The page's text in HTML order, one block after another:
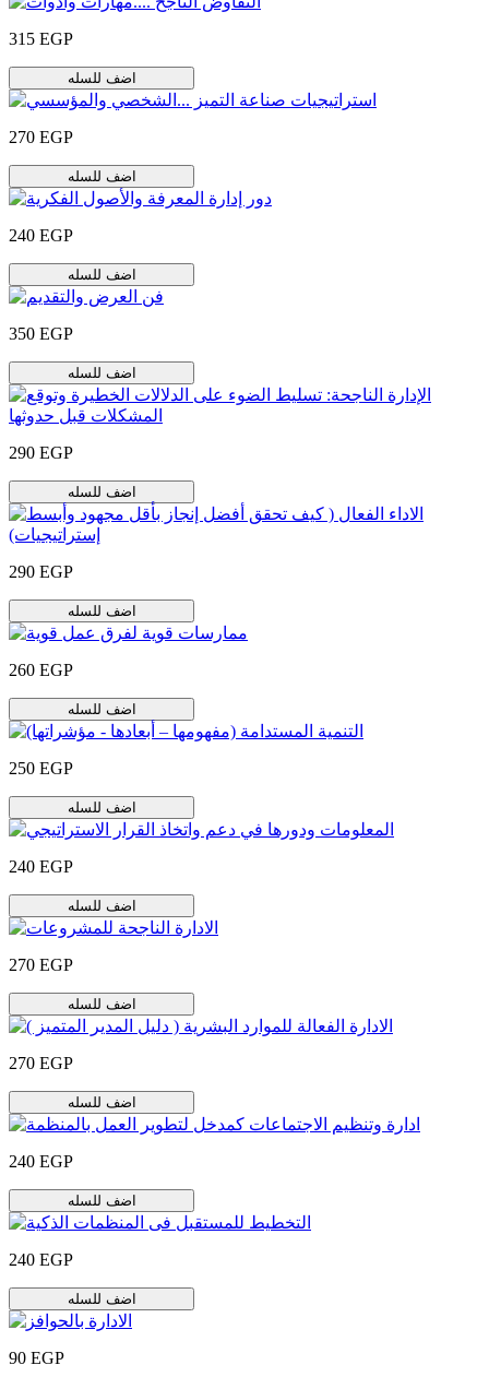
315 EGP
اضف للسله
270 EGP
اضف للسله
240 EGP
اضف للسله
350 EGP
اضف للسله
290 EGP
اضف للسله
290 EGP
اضف للسله
260 EGP
اضف للسله
250 EGP
اضف للسله
240 EGP
اضف للسله
270 EGP
اضف للسله
270 EGP
اضف للسله
240 EGP
اضف للسله
240 EGP
اضف للسله
90 EGP